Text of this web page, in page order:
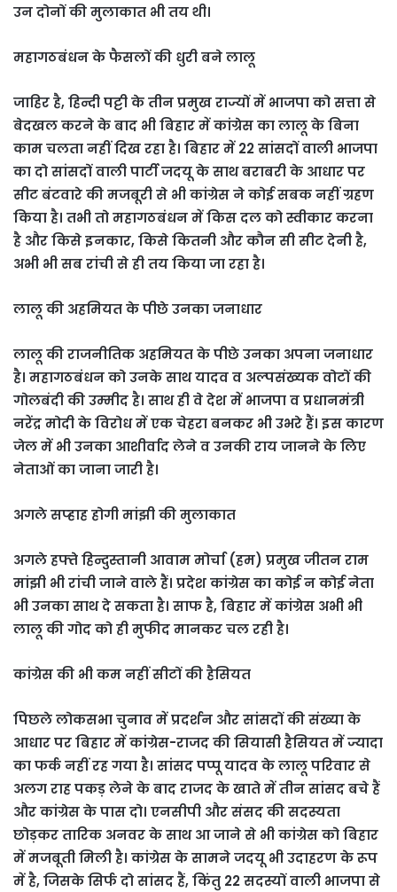
उन दोनों की मुलाकात भी तय थी।
महागठबंधन के फैसलों की धुरी बने लालू
जाहिर है, हिन्दी पट्टी के तीन प्रमुख राज्यों में भाजपा को सत्ता से
बेदखल करने के बाद भी बिहार में कांग्रेस का लालू के बिना
काम चलता नहीं दिख रहा है। बिहार में 22 सांसदों वाली भाजपा
का दो सांसदों वाली पार्टी जदयू के साथ बराबरी के आधार पर
सीट बंटवारे की मजबूरी से भी कांग्रेस ने कोई सबक नहीं ग्रहण
किया है। तभी तो महागठबंधन में किस दल को स्वीकार करना
है और किसे इनकार, किसे कितनी और कौन सी सीट देनी है,
अभी भी सब रांची से ही तय किया जा रहा है।
लालू की अहमियत के पीछे उनका जनाधार
लालू की राजनीतिक अहमियत के पीछे उनका अपना जनाधार
है। महागठबंधन को उनके साथ यादव व अल्‍पसंख्‍यक वोटों की
गोलबंदी की उम्‍मीद है। साथ ही वे देश में भाजपा व प्रधानमंत्री
नरेंद्र मोदी के विरोध में एक चेहरा बनकर भी उभरे हैं। इस कारण
जेल में भी उनका आशीर्वाद लेने व उनकी राय जानने के लिए
नेताओं का जाना जारी है।
अगले सप्‍हाह होगी मांझी की मुलाकात
अगले हफ्ते हिन्दुस्तानी आवाम मोर्चा (हम) प्रमुख जीतन राम
मांझी भी रांची जाने वाले हैं। प्रदेश कांग्रेस का कोई न कोई नेता
भी उनका साथ दे सकता है। साफ है, बिहार में कांग्रेस अभी भी
लालू की गोद को ही मुफीद मानकर चल रही है।
कांग्रेस की भी कम नहीं सीटों की हैसियत
पिछले लोकसभा चुनाव में प्रदर्शन और सांसदों की संख्या के
आधार पर बिहार में कांग्रेस-राजद की सियासी हैसियत में ज्यादा
का फर्क नहीं रह गया है। सांसद पप्पू यादव के लालू परिवार से
अलग राह पकड़ लेने के बाद राजद के खाते में तीन सांसद बचे हैं
और कांग्रेस के पास दो। एनसीपी और संसद की सदस्यता
छोड़कर तारिक अनवर के साथ आ जाने से भी कांग्रेस को बिहार
में मजबूती मिली है। कांग्रेस के सामने जदयू भी उदाहरण के रूप
में है, जिसके सिर्फ दो सांसद हैं, किंतु 22 सदस्यों वाली भाजपा से